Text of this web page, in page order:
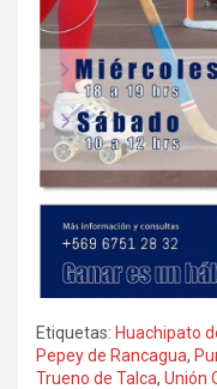
Etiquetas: Huachipato
Pepey de Rancagua,
Trueno de Talca, Unión